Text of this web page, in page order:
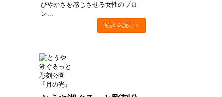
びやかさを感じさせる女性のブロ
ン...
続きを読む